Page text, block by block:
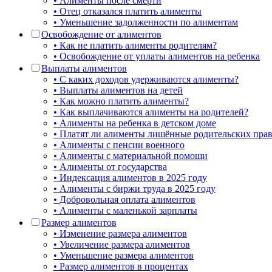
• Отец отказался платить алименты
• Уменьшение задолженности по алиментам
Освобождение от алиментов
• Как не платить алименты родителям?
• Освобождение от уплаты алиментов на ребенка
Выплаты алиментов
• С каких доходов удерживаются алименты?
• Выплаты алиментов на детей
• Как можно платить алименты?
• Как выплачиваются алименты на родителей?
• Алименты на ребенка в детском доме
• Платят ли алименты лишённые родительских
• Алименты с пенсии военного
• Алименты с материальной помощи
• Алименты от государства
• Индексация алиментов в 2025 году
• Алименты с биржи труда в 2025 году
• Добровольная оплата алиментов
• Алименты с маленькой зарплаты
Размер алиментов
• Изменение размера алиментов
• Увеличение размера алиментов
• Уменьшение размера алиментов
• Размер алиментов в процентах